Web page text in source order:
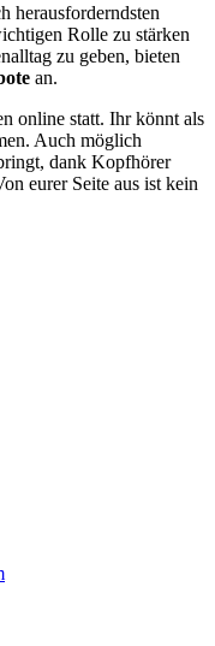
herausforderndsten
Rolle zu stärken
zu geben, bieten
an.
online statt. Ihr könnt als
Auch möglich
dank Kopfhörer
eurer Seite aus ist kein